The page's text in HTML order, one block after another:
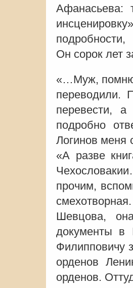
Афанасьева:
подробности,
Он сорок лет
«…Муж, помню,
переводили.
перевести,
подробно
Логинов меня
«А разве
прочим,
Шевцова,
документы в
Филипповичу
орденов
орденов.